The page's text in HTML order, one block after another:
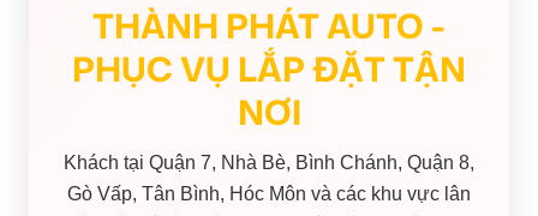
THÀNH PHÁT AUTO -
PHỤC VỤ LẮP ĐẶT TẬN
NƠI
Khách tại Quận 7, Nhà Bè, Bình Chánh, Quận 8,
Gò Vấp, Tân Bình, Hóc Môn và các khu vực lân